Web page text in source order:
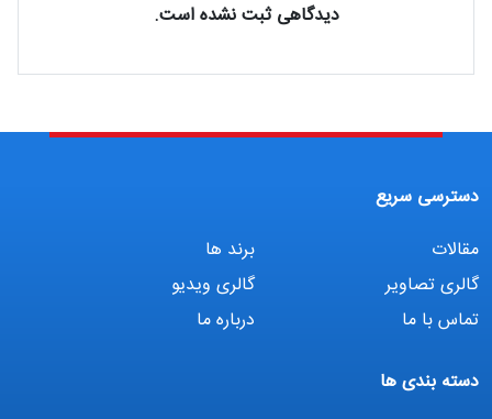
دیدگاهی ثبت نشده است.
دسترسی سریع
مقالات
برند ها
گالری تصاویر
گالری ویدیو
تماس با ما
درباره ما
دسته بندی ها